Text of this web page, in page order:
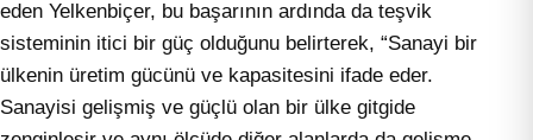
eden Yelkenbiçer, bu başarının ardında da teşvik
sisteminin itici bir güç olduğunu belirterek, “Sanayi bir
ülkenin üretim gücünü ve kapasitesini ifade eder.
Sanayisi gelişmiş ve güçlü olan bir ülke gitgide